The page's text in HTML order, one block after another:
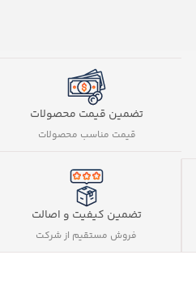
تضمین قیمت محصولات
قیمت مناسب محصولات
تضمین کیفیت و اصالت
فروش مستقیم از شرکت